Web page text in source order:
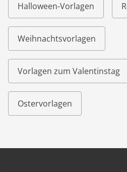
Halloween-Vorlagen
Weihnachtsvorlagen
Vorlagen zum Valentinstag
Ostervorlagen